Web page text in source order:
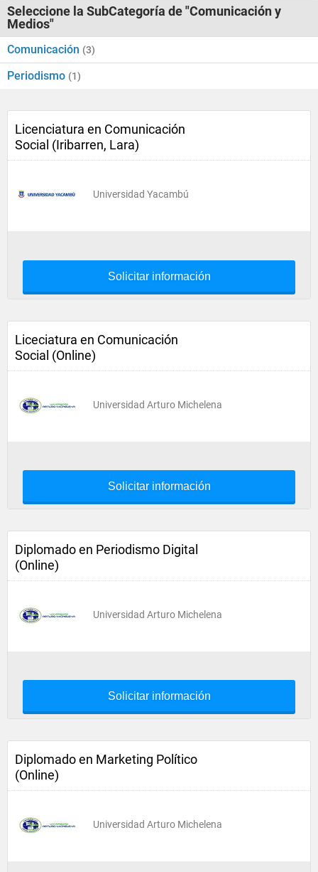
Seleccione la SubCategoría de "Comunicación y
Medios"
Comunicación (3)
Periodismo (1)
Licenciatura en Comunicación
Social (Iribarren, Lara)
Universidad Yacambú
Solicitar información
Liceciatura en Comunicación
Social (Online)
Universidad Arturo Michelena
Solicitar información
Diplomado en Periodismo Digital
(Online)
Universidad Arturo Michelena
Solicitar información
Diplomado en Marketing Político
(Online)
Universidad Arturo Michelena